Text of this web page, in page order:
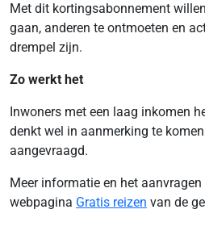
Met dit kortingsabonnement
gaan, anderen te ontmoeten en
drempel zijn.
Zo werkt het
Inwoners met een laag inkomen
denkt wel in aanmerking te
aangevraagd.
Meer informatie en het
webpagina Gratis reizen van de